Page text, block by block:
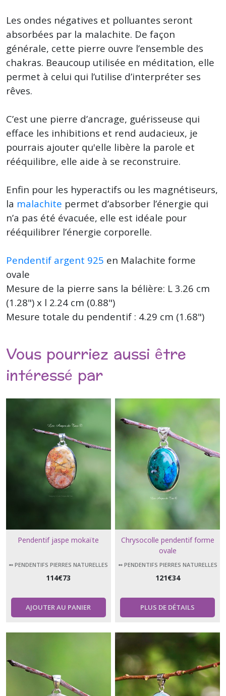
Les ondes négatives et polluantes seront
absorbées par la malachite. De façon
générale, cette pierre ouvre l’ensemble des
chakras. Beaucoup utilisée en méditation, elle
permet à celui qui l’utilise d’interpréter ses
rêves.
C’est une pierre d’ancrage, guérisseuse qui
efface les inhibitions et rend audacieux, je
pourrais ajouter qu'elle libère la parole et
rééquilibre, elle aide à se reconstruire.
Enfin pour les hyperactifs ou les magnétiseurs,
la malachite permet d’absorber l’énergie qui
n’a pas été évacuée, elle est idéale pour
rééquilibrer l’énergie corporelle.
Pendentif argent 925 en Malachite forme
ovale
Mesure de la pierre sans la bélière: L 3.26 cm
(1.28") x l 2.24 cm (0.88")
Mesure totale du pendentif : 4.29 cm (1.68")
Vous pourriez aussi être
intéressé par
Pendentif jaspe mokaïte
➻ PENDENTIFS PIERRES NATURELLES
114€73
AJOUTER AU PANIER
Chrysocolle pendentif forme
ovale
➻ PENDENTIFS PIERRES NATURELLES
121€34
PLUS DE DÉTAILS